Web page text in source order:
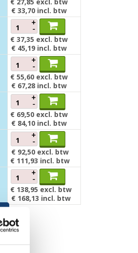
€ 33,70 incl. btw
+
-
€ 37,35 excl. btw
€ 45,19 incl. btw
+
-
€ 55,60 excl. btw
€ 67,28 incl. btw
+
-
€ 69,50 excl. btw
€ 84,10 incl. btw
+
-
€ 92,50 excl. btw
€ 111,93 incl. btw
+
-
€ 138,95 excl. btw
€ 168,13 incl. btw